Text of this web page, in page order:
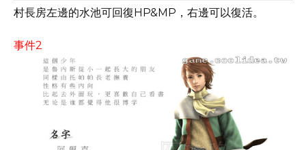
村長房左邊的水池可回復HP&MP，右邊可以復活。
事件2